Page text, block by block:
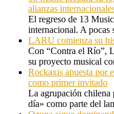
alianzas
El regreso de 13
internacional. A pocas
LARU comienza su
Con “Contra el Río”,
su proyecto musical
Rockaxis apuesta por
como primer invitado
La agrupación chilena
día» como parte del